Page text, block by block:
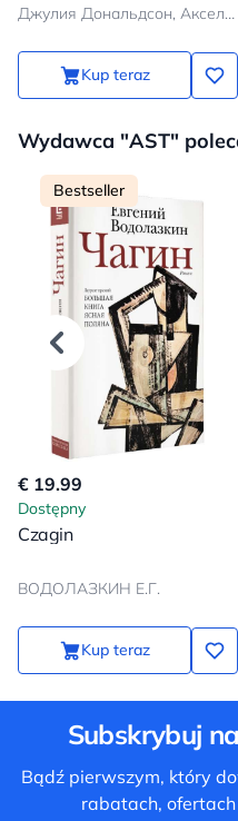
Джулия Дональдсон, Аксель Шеффлер
Kup teraz
Wydawca "AST"
Bestseller
€ 19.99
Dostępny
Czagin
ВОДОЛАЗКИН Е.Г.
Kup teraz
Subskrybuj
Bądź pierwszym, który
rabatach,